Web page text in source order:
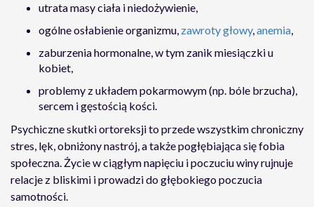
utrata masy ciała i niedożywienie,
ogólne osłabienie organizmu, zawroty głowy,anemia,
zaburzenia hormonalne, w tym zanik miesiączki u
kobiet,
problemy z układem pokarmowym (np. bóle brzucha),
sercem i gęstością kości.
Psychiczne skutki ortoreksji to przede wszystkim chroniczny
stres, lęk, obniżony nastrój, a także pogłębiająca się fobia
społeczna. Życie w ciągłym napięciu i poczuciu winy rujnuje
relacje z bliskimi i prowadzi do głębokiego poczucia
samotności.